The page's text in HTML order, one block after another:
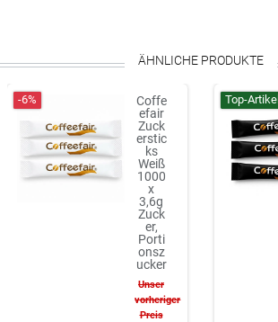
ÄHNLICHE PRODUKTE
-6%
Coffe
efair
Zuck
erstic
ks
Weiß
1000
x
3,6g
Zuck
er,
Porti
onsz
ucker
Unser
vorheriger
Preis
Top-Artikel